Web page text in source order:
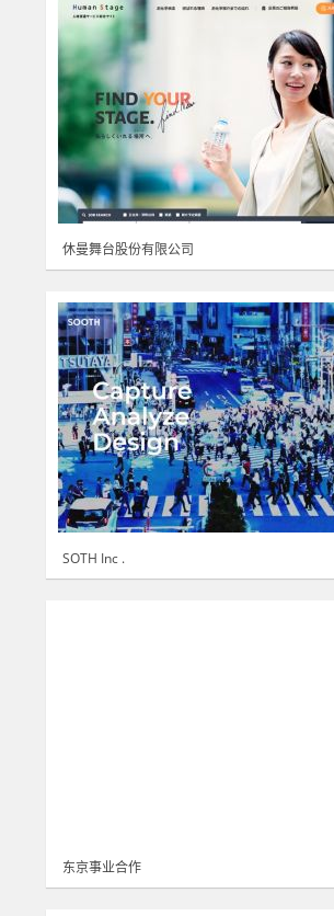
休曼舞台股份有限公司
SOTH Inc .
东京事业合作